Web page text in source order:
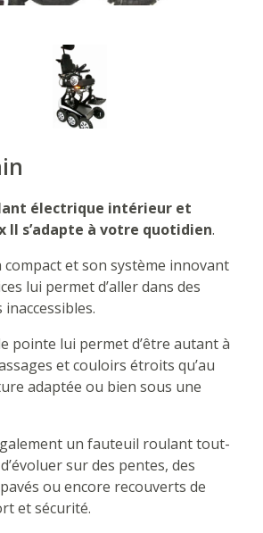
électrique intérieur et
II s’adapte à votre quotidien.
et son système innovant
lui permet d’aller dans des
pointe lui permet d’être autant à
et couloirs étroits qu’au
adaptée ou bien sous une
un fauteuil roulant tout-
sur des pentes, des
ou encore recouverts de
et sécurité.